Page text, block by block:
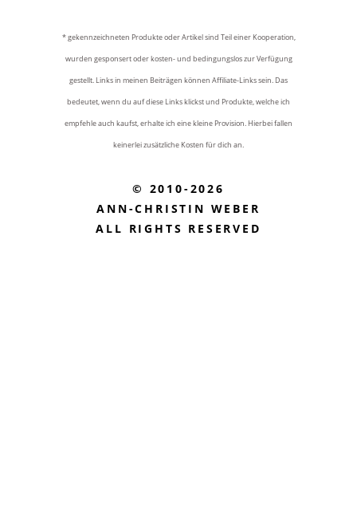
* gekennzeichneten Produkte oder Artikel sind Teil einer Kooperation,
wurden gesponsert oder kosten- und bedingungslos zur Verfügung
gestellt. Links in meinen Beiträgen können Affiliate-Links sein. Das
bedeutet, wenn du auf diese Links klickst und Produkte, welche ich
empfehle auch kaufst, erhalte ich eine kleine Provision. Hierbei fallen
keinerlei zusätzliche Kosten für dich an.
© 2010-2026
ANN-CHRISTIN WEBER
ALL RIGHTS RESERVED